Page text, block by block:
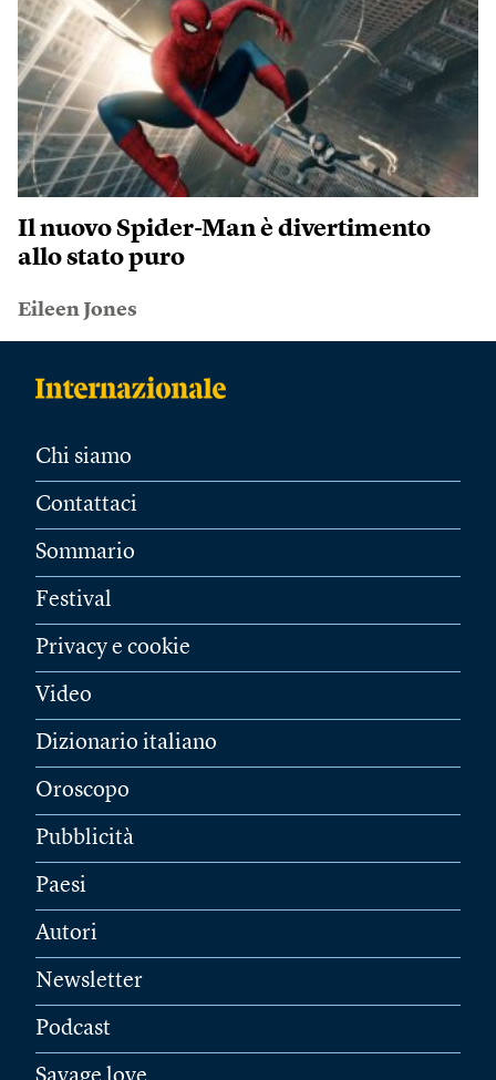
Il nuovo Spider-Man è divertimento
allo stato puro
Eileen Jones
Chi siamo
Contattaci
Sommario
Festival
Privacy e cookie
Video
Dizionario italiano
Oroscopo
Pubblicità
Paesi
Autori
Newsletter
Podcast